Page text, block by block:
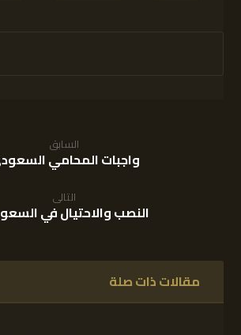
السابق
واجبات المحامي
التالى
النصب والاحتيال في
مقالات ذات صلة